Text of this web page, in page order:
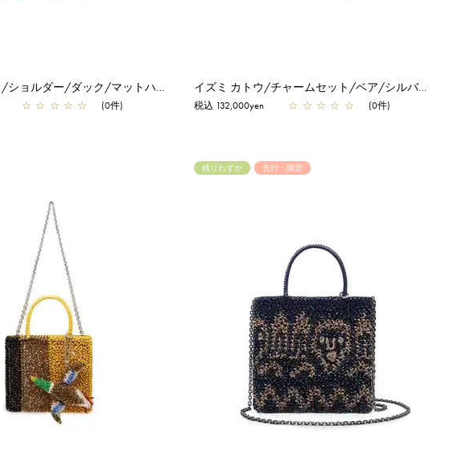
イズミ カトウ/ショルダー/ダック/マットハニー×エナメルブラック
☆ ☆ ☆ ☆ ☆ (0件)
イズミ カトウ/チャームセット/ベア/シルバー×マットストーン×エレファントグレー
税込 132,000yen ☆ ☆ ☆ ☆ ☆ (0件)
残りわずか 先行・限定